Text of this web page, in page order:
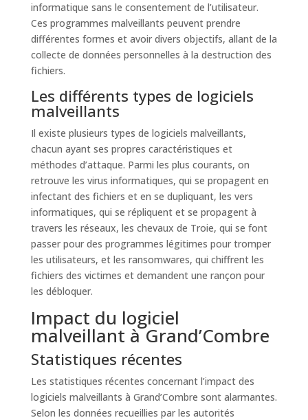
informatique sans le consentement de l’utilisateur.
Ces programmes malveillants peuvent prendre
différentes formes et avoir divers objectifs, allant de la
collecte de données personnelles à la destruction des
fichiers.
Les différents types de logiciels
malveillants
Il existe plusieurs types de logiciels malveillants,
chacun ayant ses propres caractéristiques et
méthodes d’attaque. Parmi les plus courants, on
retrouve les virus informatiques, qui se propagent en
infectant des fichiers et en se dupliquant, les vers
informatiques, qui se répliquent et se propagent à
travers les réseaux, les chevaux de Troie, qui se font
passer pour des programmes légitimes pour tromper
les utilisateurs, et les ransomwares, qui chiffrent les
fichiers des victimes et demandent une rançon pour
les débloquer.
Impact du logiciel
malveillant à Grand’Combre
Statistiques récentes
Les statistiques récentes concernant l’impact des
logiciels malveillants à Grand’Combre sont alarmantes.
Selon les données recueillies par les autorités